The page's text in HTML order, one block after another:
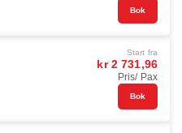
Bok
Start fra
kr 2 731,96
Pris/ Pax
Bok